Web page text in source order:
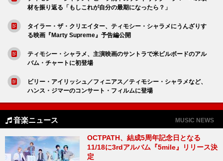
材を振り返る「もしこれが自分の最期になったら？」
タイラー・ザ・クリエイター、ティモシー・シャラメにうんざりす
る映画『Marty Supreme』予告編公開
ティモシー・シャラメ、主演映画のサントラで米ビルボードのアル
バム・チャートに初登場
ビリー・アイリッシュ／フィニアス／ティモシー・シャラメなど、
ハンス・ジマーのコンサート・フィルムに登場
音楽ニュース MUSIC NEWS
OCTPATH、結成5周年記念日となる
11/18に3rdアルバム『5mile』リリース決
定